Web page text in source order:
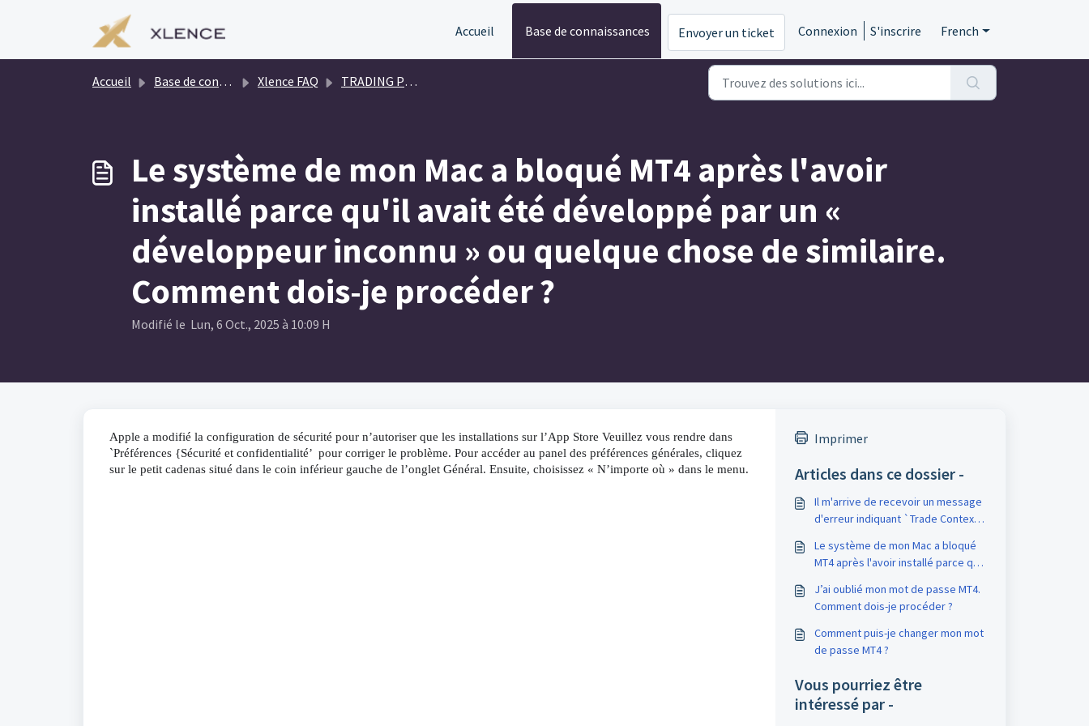
Accueil
Base de connaissances Envoyer un ticket Connexion S'inscrire French
Accueil Base de connaissances Xlence FAQ TRADING PLATFORM
Le système de mon Mac a bloqué MT4 après l'avoir
installé parce qu'il avait été développé par un «
développeur inconnu » ou quelque chose de similaire.
Comment dois-je procéder ?
Modifié le Lun, 6 Oct., 2025 à 10:09 H
Apple a modifié la configuration de sécurité pour n’autoriser que les installations sur l’App Store Veuillez vous rendre dans
`Préférences {Sécurité et confidentialité’  pour corriger le problème. Pour accéder au panel des préférences générales, cliquez
sur le petit cadenas situé dans le coin inférieur gauche de l’onglet Général. Ensuite, choisissez « N’importe où » dans le menu.
Imprimer
Articles dans ce dossier -
Il m'arrive de recevoir un message
d'erreur indiquant `Trade Context
occupé) lorsque je tente de passer
un ordre. Existe-t-il un moyen de
résoudre ce problème ?
Le système de mon Mac a bloqué
MT4 après l'avoir installé parce qu'il
développeur inconnu » ou quelque
chose de similaire. Comment dois-
je procéder ?
J’ai oublié mon mot de passe MT4.
Comment dois-je procéder ?
Comment puis-je changer mon mot
de passe MT4 ?
Vous pourriez être
intéressé par -